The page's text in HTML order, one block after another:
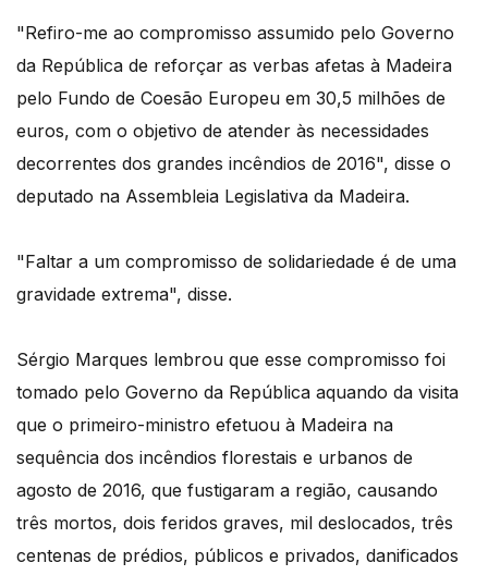
"Refiro-me ao compromisso assumido pelo Governo
da República de reforçar as verbas afetas à Madeira
pelo Fundo de Coesão Europeu em 30,5 milhões de
euros, com o objetivo de atender às necessidades
decorrentes dos grandes incêndios de 2016", disse o
deputado na Assembleia Legislativa da Madeira.
"Faltar a um compromisso de solidariedade é de uma
gravidade extrema", disse.
Sérgio Marques lembrou que esse compromisso foi
tomado pelo Governo da República aquando da visita
que o primeiro-ministro efetuou à Madeira na
sequência dos incêndios florestais e urbanos de
agosto de 2016, que fustigaram a região, causando
três mortos, dois feridos graves, mil deslocados, três
centenas de prédios, públicos e privados, danificados